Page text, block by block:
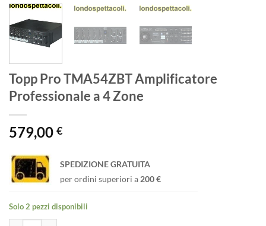
Topp Pro TMA54ZBT Amplificatore
Professionale a 4 Zone
579,00 €
SPEDIZIONE GRATUITA
per ordini superiori a 200 €
Solo 2 pezzi disponibili